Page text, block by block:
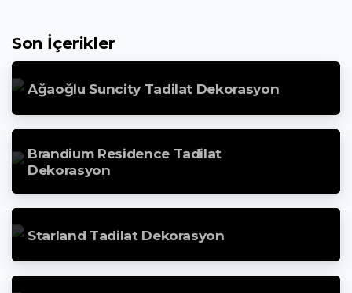
Son İçerikler
Ağaoğlu Suncity Tadilat Dekorasyon
Brandium Residence Tadilat
Dekorasyon
Starland Tadilat Dekorasyon